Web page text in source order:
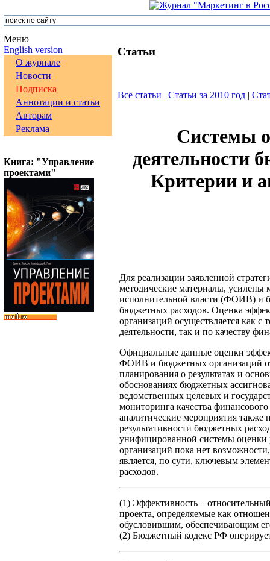
Меню
English version
О журнале
Новости
Подписка
Аннотации и статьи
Авторам
Реклама
Книга: "Управление
проектами"
Статьи
Все статьи | Статьи за 2010 год |
Системы
деятельности
Критерии и
Для реализации заявленной
методические материалы, усилены
исполнительной власти (ФОИВ) и
бюджетных расходов. Оценка
организаций осуществляется как с
деятельности, так и по качеству
Официальные данные оценки
ФОИВ и бюджетных организаций
планирования о результатах и
обоснованиях бюджетных
ведомственных целевых и
мониторинга качества
аналитические мероприятия
результативности бюджетных
унифицированной системы
организаций пока нет
является, по сути, ключевым
расходов.
(1) Эффективность –
проекта, определяемые как
обусловившим, обеспечивающим
(2) Бюджетный кодекс РФ